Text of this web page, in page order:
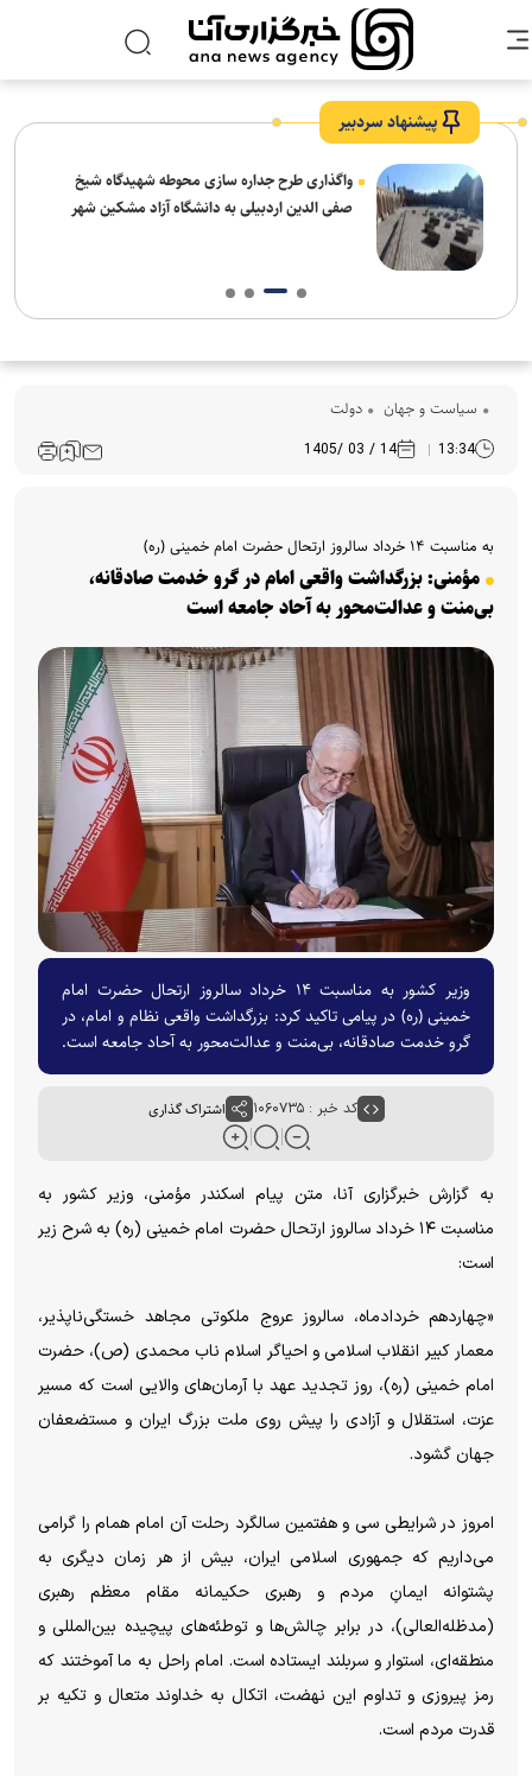
پیشنهاد سردبیر
واگذاری طرح جداره سازی محوطه شهیدگاه شیخ
صفی الدین اردبیلی به دانشگاه آزاد مشکین شهر
سیاست و جهان دولت
13:34
14 / 03 /1405
به مناسبت ۱۴ خرداد سالروز ارتحال حضرت امام خمینی (ره)
مؤمنی: بزرگداشت واقعی امام در گرو خدمت صادقانه،
بی‌منت و عدالت‌محور به آحاد جامعه است
وزیر کشور به مناسبت ۱۴ خرداد سالروز ارتحال حضرت امام
خمینی (ره) در پیامی تاکید کرد: بزرگداشت واقعی نظام و امام، در
گرو خدمت صادقانه، بی‌منت و عدالت‌محور به آحاد جامعه است.
کد خبر : ۱۰۶۰۷۳۵ اشتراک گذاری
به گزارش خبرگزاری آنا، متن پیام اسکندر مؤمنی، وزیر کشور به
مناسبت ۱۴ خرداد سالروز ارتحال حضرت امام خمینی (ره) به شرح زیر
است:
«چهاردهم خردادماه، سالروز عروج ملکوتی مجاهد خستگی‌ناپذیر،
معمار کبیر انقلاب اسلامی و احیاگر اسلام ناب محمدی (ص)، حضرت
امام خمینی (ره)، روز تجدید عهد با آرمان‌های والایی است که مسیر
عزت، استقلال و آزادی را پیش روی ملت بزرگ ایران و مستضعفان
جهان گشود.
امروز در شرایطی سی و هفتمین سالگرد رحلت آن امام همام را گرامی
می‌داریم که جمهوری اسلامی ایران، بیش از هر زمان دیگری به
پشتوانه ایمانِ مردم و رهبری حکیمانه مقام معظم رهبری
(مدظله‌العالی)، در برابر چالش‌ها و توطئه‌های پیچیده بین‌المللی و
منطقه‌ای، استوار و سربلند ایستاده است. امام راحل به ما آموختند که
رمز پیروزی و تداوم این نهضت، اتکال به خداوند متعال و تکیه بر
قدرت مردم است.